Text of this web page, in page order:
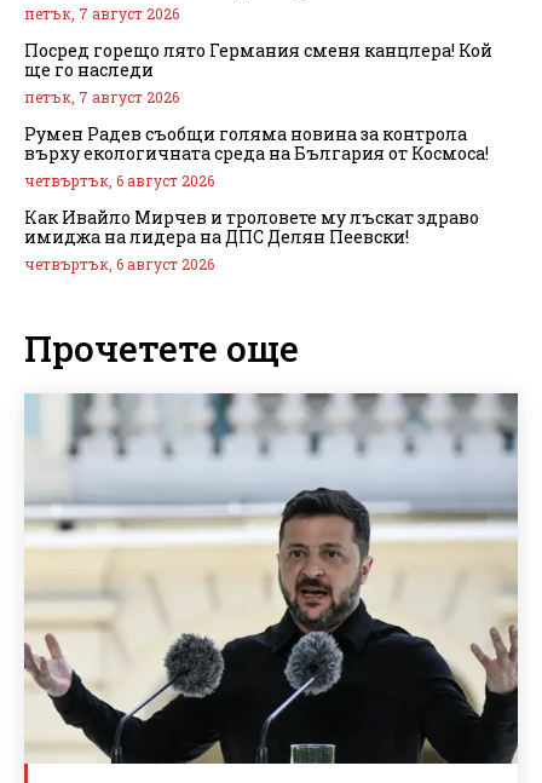
петък, 7 август 2026
Посред горещо лято Германия сменя канцлера! Кой
ще го наследи
петък, 7 август 2026
Румен Радев съобщи голяма новина за контрола
върху екологичната среда на България от Космоса!
четвъртък, 6 август 2026
Как Ивайло Мирчев и троловете му лъскат здраво
имиджа на лидера на ДПС Делян Пеевски!
четвъртък, 6 август 2026
Прочетете още